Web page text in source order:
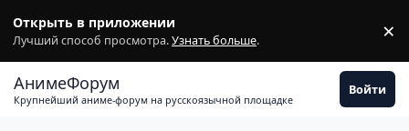
Открыть в приложении
Лучший способ просмотра.Узнать больше. ×
АнимеФорум
Крупнейший аниме-форум на русскоязычной площадке
Войти